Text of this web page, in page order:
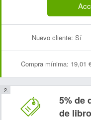
Nuevo cliente: Sí
Compra mínima: 19,01
5% de
de